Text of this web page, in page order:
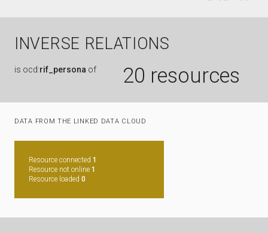
INVERSE RELATIONS
is ocd:rif_persona of 20 resources
DATA FROM THE LINKED DATA CLOUD
Resource connected 1
Resource not online 1
Resource loaded 0